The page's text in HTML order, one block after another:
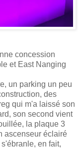
concession
et East Nanging
un parking un peu
des
qui m'a laissé son
son second vient
la plaque 3
ascenseur éclairé
en fait,